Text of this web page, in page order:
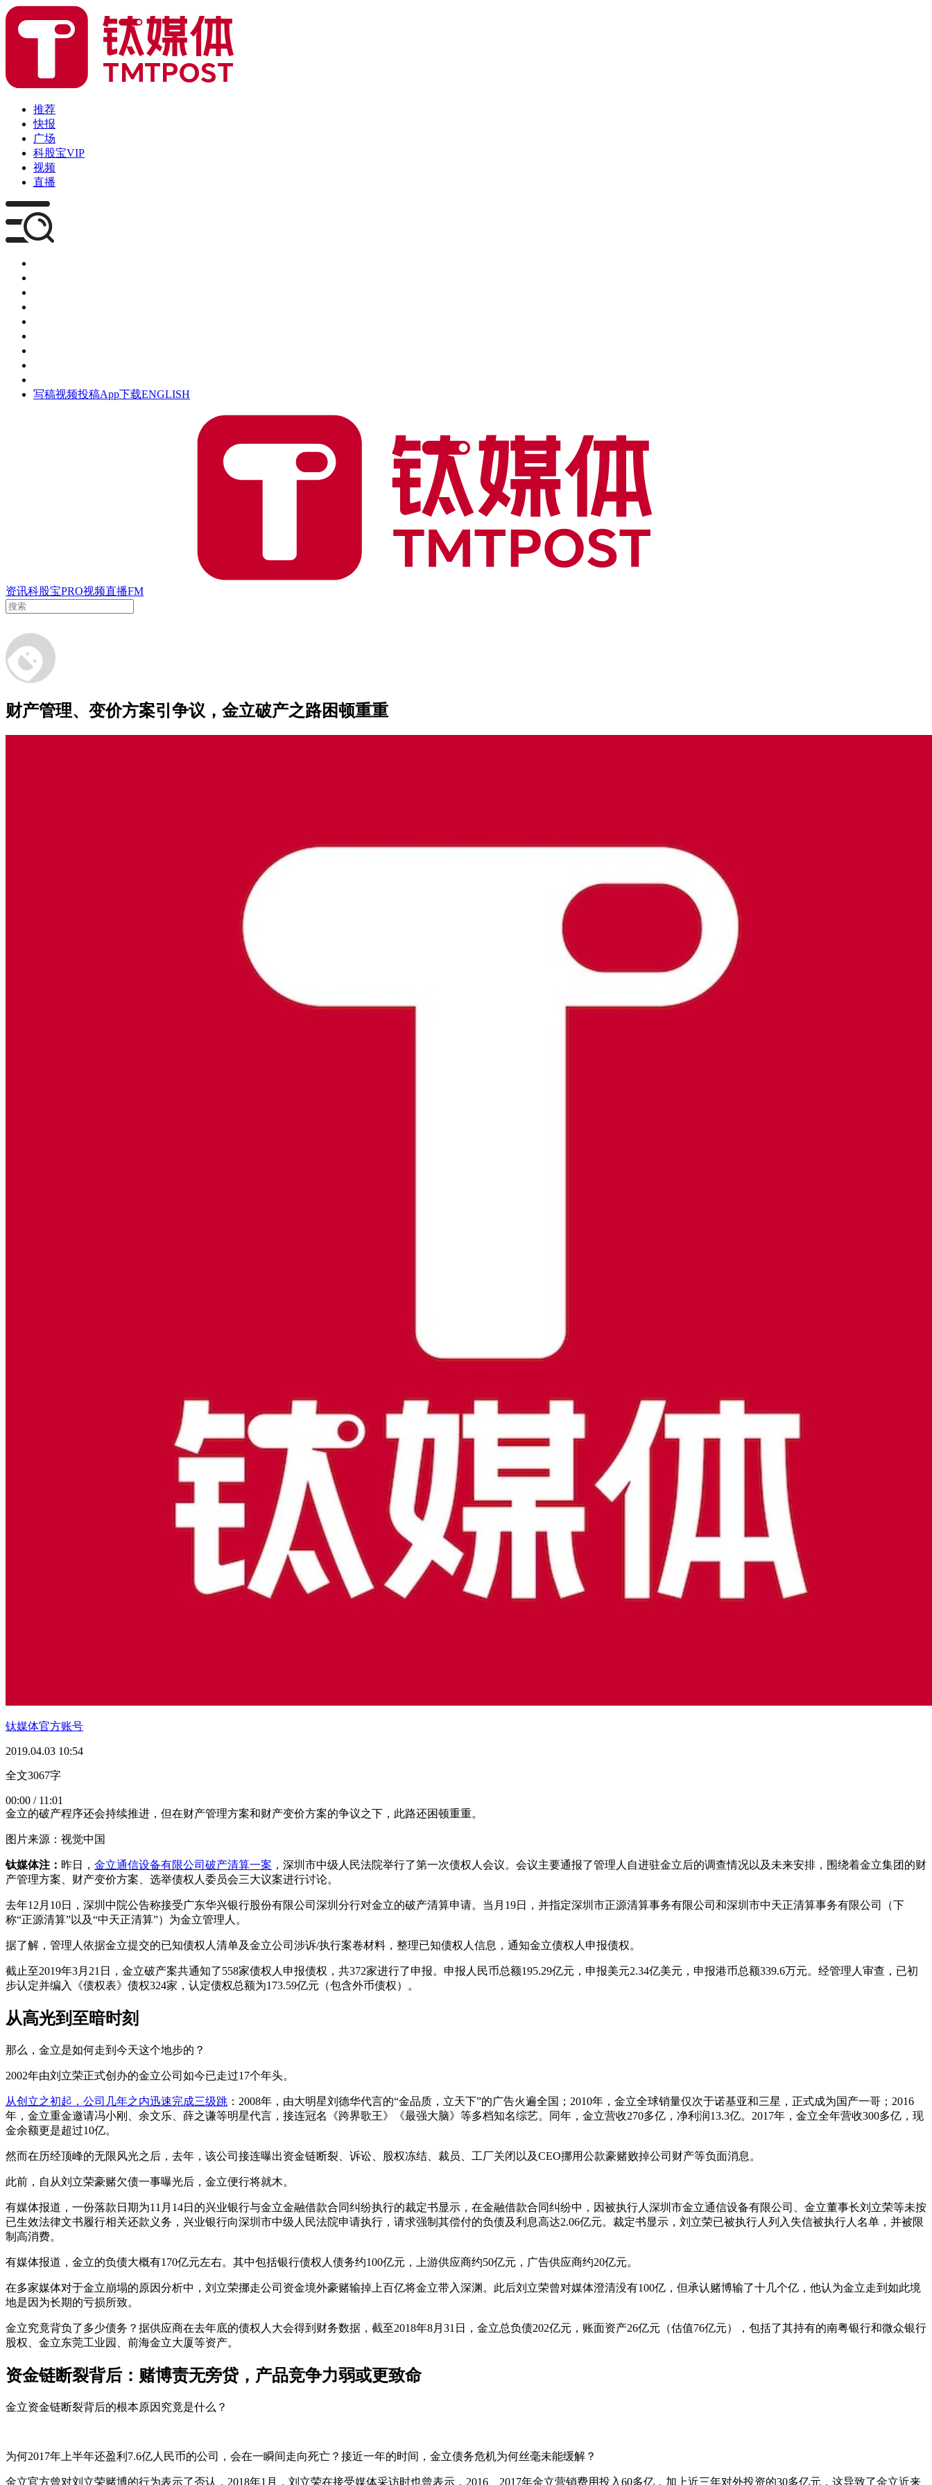
推荐
快报
广场
科股宝VIP
视频
直播
写稿视频投稿App下载ENGLISH
资讯科股宝PRO视频直播FM
财产管理、变价方案引争议，金立破产之路困顿重重
钛媒体官方账号
2019.04.03 10:54
全文3067字
00:00 / 11:01
金立的破产程序还会持续推进，但在财产管理方案和财产变价方案的争议之下，此路还困顿重重。
图片来源：视觉中国
钛媒体注： 昨日， 金立通信设备有限公司破产清算一案 ，深圳市中级人民法院举行了第一次债权人会议。会议主要通报了管理人自进驻金立后的调查情况以及未来安排，围绕着金立集团的财
产管理方案、财产变价方案、选举债权人委员会三大议案进行讨论。
去年12月10日，深圳中院公告称接受广东华兴银行股份有限公司深圳分行对金立的破产清算申请。当月19日，并指定深圳市正源清算事务有限公司和深圳市中天正清算事务有限公司（下
称“正源清算”以及“中天正清算”）为金立管理人。
据了解，管理人依据金立提交的已知债权人清单及金立公司涉诉/执行案卷材料，整理已知债权人信息，通知金立债权人申报债权。
截止至2019年3月21日，金立破产案共通知了558家债权人申报债权，共372家进行了申报。申报人民币总额195.29亿元，申报美元2.34亿美元，申报港币总额339.6万元。经管理人审查，已初
步认定并编入《债权表》债权324家，认定债权总额为173.59亿元（包含外币债权）。
从高光到至暗时刻
那么，金立是如何走到今天这个地步的？
2002年由刘立荣正式创办的金立公司如今已走过17个年头。
从创立之初起，公司几年之内迅速完成三级跳 ：2008年，由大明星刘德华代言的“金品质，立天下”的广告火遍全国；2010年，金立全球销量仅次于诺基亚和三星，正式成为国产一哥；2016
年，金立重金邀请冯小刚、余文乐、薛之谦等明星代言，接连冠名《跨界歌王》《最强大脑》等多档知名综艺。同年，金立营收270多亿，净利润13.3亿。2017年，金立全年营收300多亿，现
金余额更是超过10亿。
然而在历经顶峰的无限风光之后，去年，该公司接连曝出资金链断裂、诉讼、股权冻结、裁员、工厂关闭以及CEO挪用公款豪赌败掉公司财产等负面消息。
此前，自从刘立荣豪赌欠债一事曝光后，金立便行将就木。
有媒体报道，一份落款日期为11月14日的兴业银行与金立金融借款合同纠纷执行的裁定书显示，在金融借款合同纠纷中，因被执行人深圳市金立通信设备有限公司、金立董事长刘立荣等未按
已生效法律文书履行相关还款义务，兴业银行向深圳市中级人民法院申请执行，请求强制其偿付的负债及利息高达2.06亿元。裁定书显示，刘立荣已被执行人列入失信被执行人名单，并被限
制高消费。
有媒体报道，金立的负债大概有170亿元左右。其中包括银行债权人债务约100亿元，上游供应商约50亿元，广告供应商约20亿元。
在多家媒体对于金立崩塌的原因分析中，刘立荣挪走公司资金境外豪赌输掉上百亿将金立带入深渊。此后刘立荣曾对媒体澄清没有100亿，但承认赌博输了十几个亿，他认为金立走到如此境
地是因为长期的亏损所致。
金立究竟背负了多少债务？据供应商在去年底的债权人大会得到财务数据，截至2018年8月31日，金立总负债202亿元，账面资产26亿元（估值76亿元），包括了其持有的南粤银行和微众银行
股权、金立东莞工业园、前海金立大厦等资产。
资金链断裂背后：赌博责无旁贷，产品竞争力弱或更致命
金立资金链断裂背后的根本原因究竟是什么？
为何2017年上半年还盈利7.6亿人民币的公司，会在一瞬间走向死亡？接近一年的时间，金立债务危机为何丝毫未能缓解？
金立官方曾对刘立荣赌博的行为表示了否认，2018年1月，刘立荣在接受媒体采访时也曾表示，2016、2017年金立营销费用投入60多亿，加上近三年对外投资的30多亿元，这导致了金立近来